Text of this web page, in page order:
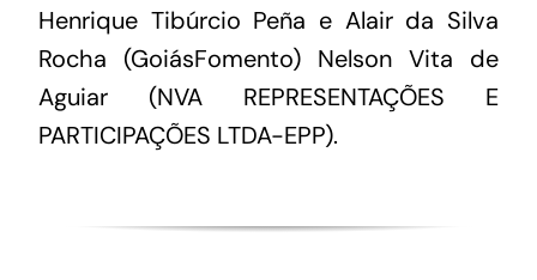
Henrique Tibúrcio Peña e Alair da Silva
Rocha (GoiásFomento) Nelson Vita de
Aguiar (NVA REPRESENTAÇÕES E
PARTICIPAÇÕES LTDA-EPP).